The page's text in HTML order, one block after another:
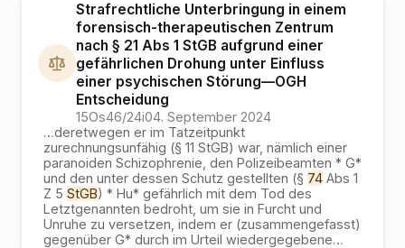
Strafrechtliche Unterbringung in einem
forensisch-therapeutischen Zentrum
nach § 21 Abs 1 StGB aufgrund einer
gefährlichen Drohung unter Einfluss
einer psychischen Störung—OGH
Entscheidung
15Os46/24i04. September 2024
…deretwegen er im Tatzeitpunkt
zurechnungsunfähig (§ 11 StGB) war, nämlich einer
paranoiden Schizophrenie, den Polizeibeamten * G*
und den unter dessen Schutz gestellten (§ 74 Abs 1
Z 5 StGB) * Hu* gefährlich mit dem Tod des
Letztgenannten bedroht, um sie in Furcht und
Unruhe zu versetzen, indem er (zusammengefasst)
gegenüber G* durch im Urteil wiedergegebene…